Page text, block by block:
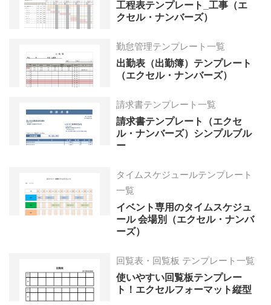
工程表テンプレート_工事（エ
クセル・ナンバーズ）
勤怠管理テンプレート一覧
出勤表（出勤簿）テンプレート
（エクセル・ナンバーズ）
請求書テンプレート一覧
請求書テンプレート（エクセ
ル・ナンバーズ）シンプルブル
ー
タイムスケジュールテンプレート
一覧
イベント専用のタイムスケジュ
ール 会場別（エクセル・ナンバ
ーズ）
回覧表・回覧板 テンプレート一覧
使いやすい回覧板テンプレー
ト！エクセルフォーマット縦型